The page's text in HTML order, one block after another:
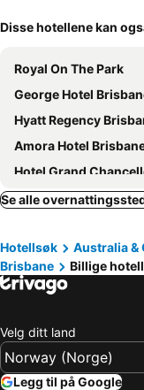
Disse hotellene kan
Royal On The Park
George Hotel
Hyatt Regency
Amora Hotel
Hotel Grand Chancellor
Riverside Hotel
Holiday Inn Express Brisbane
Four Points by Sheraton
Novotel Brisbane
Mercure Brisbane King George
Kennigo Hotel
Meriton Suites Herschel Street,
Se alle
Hotellsøk Australia &
Brisbane
Billige
Velg ditt land
Legg til på Google